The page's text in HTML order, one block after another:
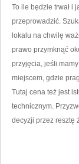
To ile będzie trwał i
przeprowadzić.
lokalu na chwilę
prawo przymknąć
przyjęcia, jeśli
miejscem, gdzie
Tutaj cena też jest
technicznym.
decyzji przez resztę